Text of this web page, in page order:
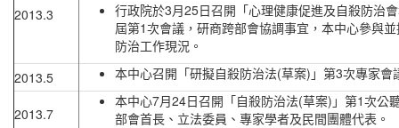
2013.3
行政院於3月25日召開「心理健康促進及自殺防治
屆第1次會議，研商跨部會協調事宜，本中心參與
防治工作現況。
2013.5
本中心召開「研擬自殺防治法(草案)」第3次專家會
2013.7
本中心7月24日召開「自殺防治法(草案)」第1次公
部會首長、立法委員、專家學者及民間團體代表。